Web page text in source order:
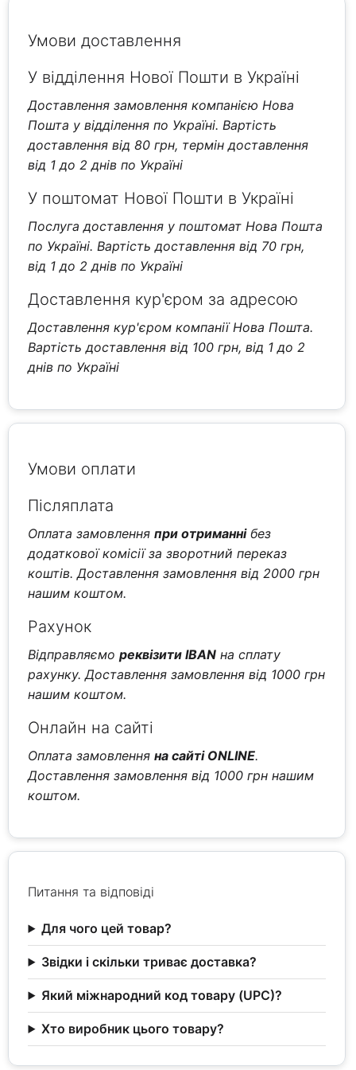
Умови доставлення
У відділення Нової Пошти в Україні
Доставлення замовлення компанією Нова
Пошта у відділення по Україні. Вартість
доставлення від 80 грн, термін доставлення
від 1 до 2 днів по Україні
У поштомат Нової Пошти в Україні
Послуга доставлення у поштомат Нова Пошта
по Україні. Вартість доставлення від 70 грн,
від 1 до 2 днів по Україні
Доставлення кур'єром за адресою
Доставлення кур'єром компанії Нова Пошта.
Вартість доставлення від 100 грн, від 1 до 2
днів по Україні
Умови оплати
Післяплата
Оплата замовленняпри отриманнібез
додаткової комісії за зворотний переказ
коштів. Доставлення замовлення від 2000 грн
нашим коштом.
Рахунок
Відправляємореквізити IBAN на сплату
рахунку. Доставлення замовлення від 1000 грн
нашим коштом.
Онлайн на сайті
Оплата замовленняна сайті ONLINE.
Доставлення замовлення від 1000 грн нашим
коштом.
Питання та відповіді
Для чого цей товар?
Звідки і скільки триває доставка?
Який міжнародний код товару (UPC)?
Хто виробник цього товару?